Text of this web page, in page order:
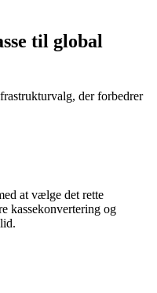
til global
der forbedrer
at vælge det rette
kassekonvertering og